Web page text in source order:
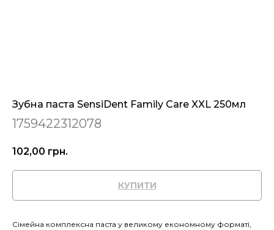
Зубна паста SensiDent Family Care XXL 250мл
1759422312078
102,00 грн.
КУПИТИ
Сімейна комплексна паста у великому економному форматі,